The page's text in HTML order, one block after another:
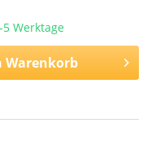
Werktage
Warenkorb